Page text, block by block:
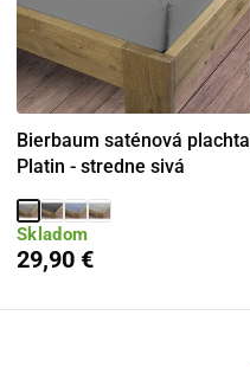
Bierbaum saténová plachta
Platin - stredne sivá
Skladom
29,90 €